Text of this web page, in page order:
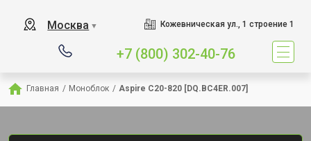
Москва ▼ Кожевническая ул., 1 строение 1
+7 (800) 302-40-76
Главная / Моноблок / Aspire C20-820 [DQ.BC4ER.007]